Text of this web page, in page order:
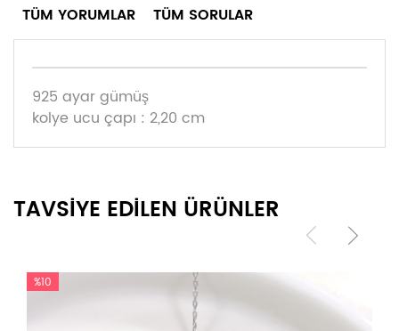
TÜM YORUMLAR
TÜM SORULAR
925 ayar gümüş
kolye ucu çapı : 2,20 cm
TAVSİYE EDİLEN ÜRÜNLER
%10